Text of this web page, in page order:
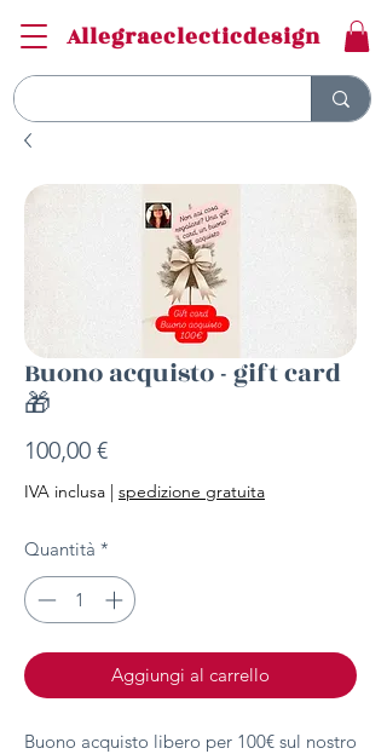
Allegraeclecticdesign
Buono acquisto - gift card
🎁
100,00 €Prezzo
IVA inclusa | spedizione gratuita
Quantità *
Aggiungi al carrello
Buono acquisto libero per 100€ sul nostro